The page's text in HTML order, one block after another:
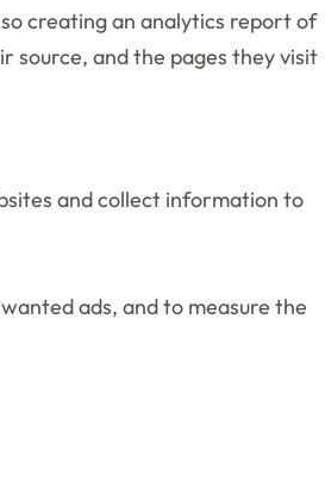
creating an analytics report of
source, and the pages they visit
and collect information to
ads, and to measure the